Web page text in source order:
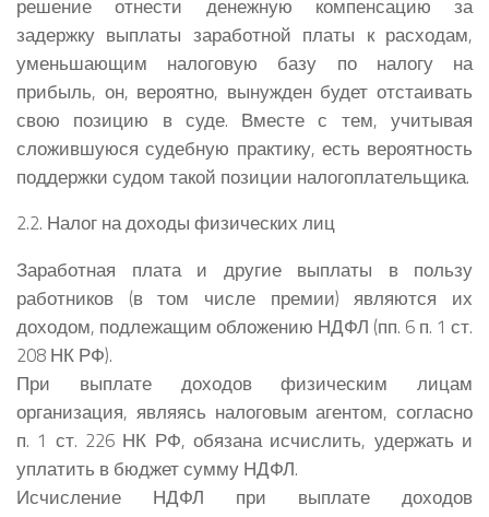
решение отнести денежную компенсацию за
задержку выплаты заработной платы к расходам,
уменьшающим налоговую базу по налогу на
прибыль, он, вероятно, вынужден будет отстаивать
свою позицию в суде. Вместе с тем, учитывая
сложившуюся судебную практику, есть вероятность
поддержки судом такой позиции налогоплательщика.
2.2. Налог на доходы физических лиц
Заработная плата и другие выплаты в пользу
работников (в том числе премии) являются их
доходом, подлежащим обложению НДФЛ (пп. 6 п. 1 ст.
208 НК РФ).
При выплате доходов физическим лицам
организация, являясь налоговым агентом, согласно
п. 1 ст. 226 НК РФ, обязана исчислить, удержать и
уплатить в бюджет сумму НДФЛ.
Исчисление НДФЛ при выплате доходов